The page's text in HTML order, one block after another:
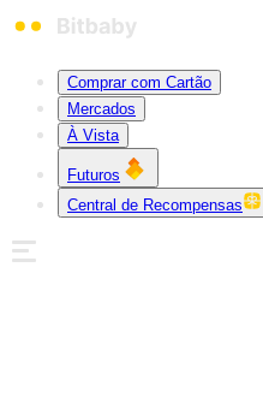
Comprar com Cartão
Mercados
À Vista
Futuros
Central de Recompensas